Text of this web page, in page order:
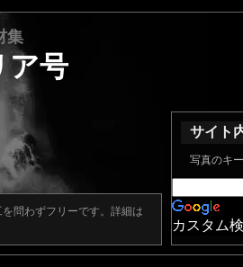
集
ア号
問わずフリーです。詳細は
サイト
写真のキ
カスタム